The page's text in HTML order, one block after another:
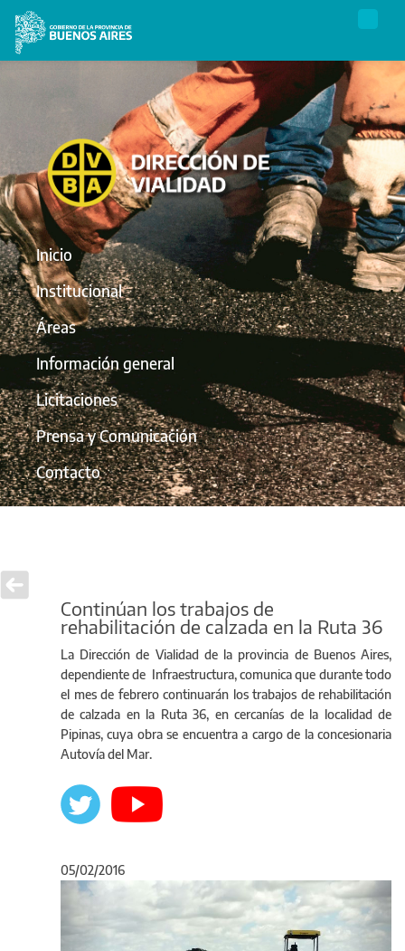
Inicio
Institucional
Áreas
Información general
Licitaciones
Prensa y Comunicación
Contacto
Continúan los trabajos de
rehabilitación de calzada en la Ruta 36
La Dirección de Vialidad de la provincia de Buenos Aires,
dependiente de Infraestructura, comunica que durante todo
el mes de febrero continuarán los trabajos de rehabilitación
de calzada en la Ruta 36, en cercanías de la localidad de
Pipinas, cuya obra se encuentra a cargo de la concesionaria
Autovía del Mar.
05/02/2016
Anterior